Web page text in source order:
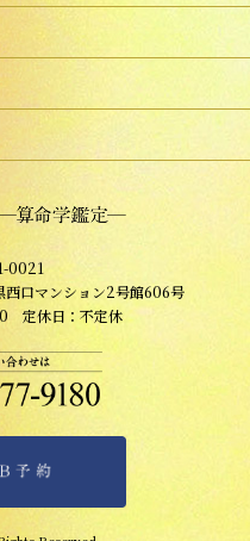
0021
口マンション2号館606号
定休日：不定休